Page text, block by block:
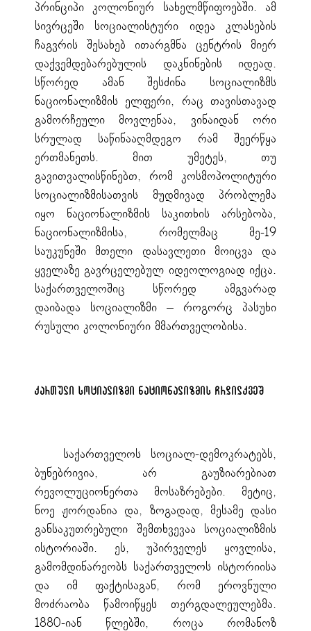
პრინციპი კოლონიურ სახელმწიფოებში. ამ
სივრცეში სოციალისტური იდეა კლასების
ჩაგვრის შესახებ ითარგმნა ცენტრის მიერ
დაქვემდებარებულის დაკნინების იდეად.
სწორედ ამან შესძინა სოციალიზმს
ნაციონალიზმის ელფერი, რაც თავისთავად
გამორჩეული მოვლენაა, ვინაიდან ორი
სრულად საწინააღმდეგო რამ შეერწყა
ერთმანეთს. მით უმეტეს, თუ
გავითვალისწინებთ, რომ კოსმოპოლიტური
სოციალიზმისათვის მუდმივად პრობლემა
იყო ნაციონალიზმის საკითხის არსებობა,
ნაციონალიზმისა, რომელმაც მე-19
საუკუნეში მთელი დასავლეთი მოიცვა და
ყველაზე გავრცელებულ იდეოლოგიად იქცა.
საქართველოშიც სწორედ ამგვარად
დაიბადა სოციალიზმი – როგორც პასუხი
რუსული კოლონიური მმართველობისა.
ქართული სოციალიზმი ნაციონალიზმის ჩრდილქვეშ
საქართველოს სოციალ-დემოკრატებს,
ბუნებრივია, არ გაუზიარებიათ
რევოლუციონერთა მოსაზრებები. მეტიც,
ნოე ჟორდანია და, ზოგადად, მესამე დასი
განსაკუთრებული შემთხვევაა სოციალიზმის
ისტორიაში. ეს, უპირველეს ყოვლისა,
გამომდინარეობს საქართველოს ისტორიისა
და იმ ფაქტისაგან, რომ ეროვნული
მოძრაობა წამოიწყეს თერგდალეულებმა.
1880-იან წლებში, როცა რომანოზ